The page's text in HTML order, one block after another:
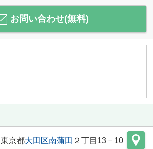
お問い合わせ(無料)
東京都大田区南蒲田 ２丁目13－10